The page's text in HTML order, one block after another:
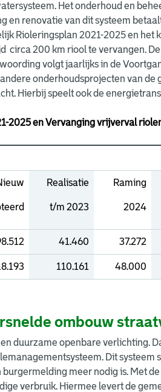
Het onderhoud en
en renovatie van dit systeem
Rioleringsplan 2021-2025 en het
circa 200 km riool te vervangen.
volgt jaarlijks in de
onderhoudsprojecten van de
Hierbij speelt ook de
2025 en Vervanging vrijverval
Realisatie
t/m 2023
Raming
2024
41.460 37.272
110.161 48.000
ombouw
duurzame openbare verlichting.
Dit
meer nodig is. Met
verbruik. Hiermee levert de